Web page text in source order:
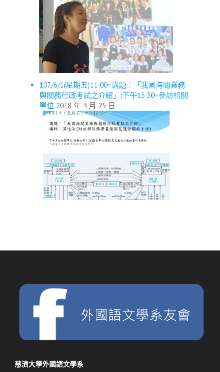
107/6/1(星期五)11:00~講題：「我國海關業務
與關務行政考試之介紹」;下午13:30~參訪相關
單位 2018 年 4 月 25 日
慈濟大學外國語文學系